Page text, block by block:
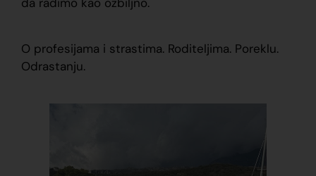
O profesijama i strastima. Roditeljima. Poreklu.
Odrastanju.